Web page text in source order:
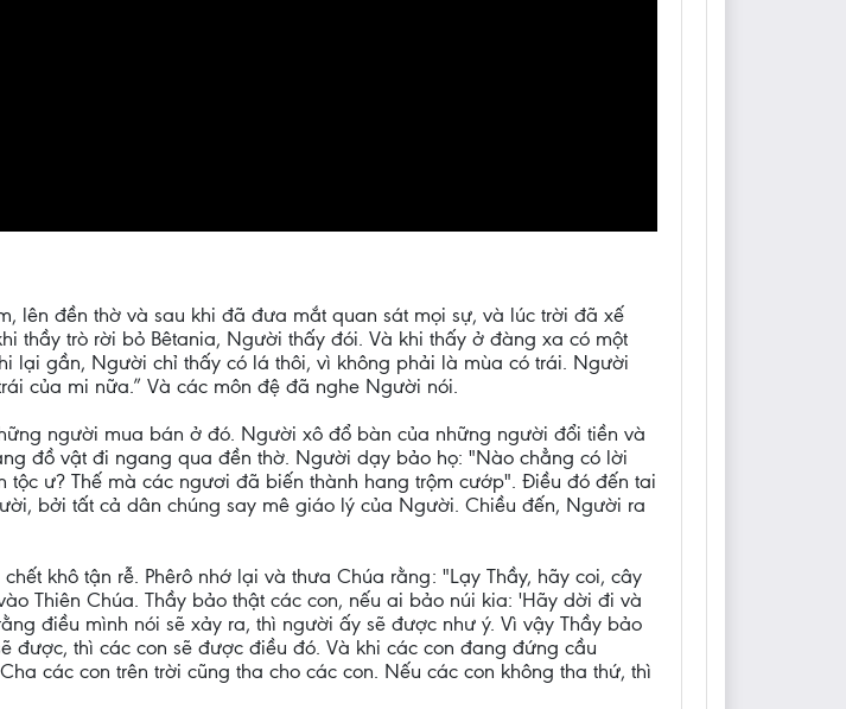
lên đền thờ và sau khi đã đưa mắt quan sát mọi sự, và lúc trời đã xế
thầy trò rời bỏ Bêtania, Người thấy đói. Và khi thấy ở đàng xa có một
lại gần, Người chỉ thấy có lá thôi, vì không phải là mùa có trái. Người
của mi nữa.” Và các môn đệ đã nghe Người nói.
người mua bán ở đó. Người xô đổ bàn của những người đổi tiền và
đồ vật đi ngang qua đền thờ. Người dạy bảo họ: "Nào chẳng có lời
ư? Thế mà các ngươi đã biến thành hang trộm cướp". Điều đó đến tai
bởi tất cả dân chúng say mê giáo lý của Người. Chiều đến, Người ra
khô tận rễ. Phêrô nhớ lại và thưa Chúa rằng: "Lạy Thầy, hãy coi, cây
Thiên Chúa. Thầy bảo thật các con, nếu ai bảo núi kia: 'Hãy dời đi và
điều mình nói sẽ xảy ra, thì người ấy sẽ được như ý. Vì vậy Thầy bảo
được, thì các con sẽ được điều đó. Và khi các con đang đứng cầu
các con trên trời cũng tha cho các con. Nếu các con không tha thứ, thì